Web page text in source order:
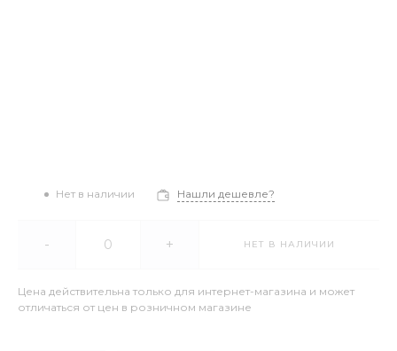
Нет в наличии Нашли дешевле?
- + НЕТ В НАЛИЧИИ
Цена действительна только для интернет-магазина и может
отличаться от цен в розничном магазине